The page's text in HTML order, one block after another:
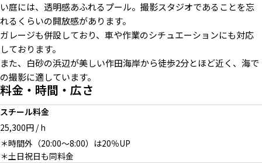
い庭には、透明感あふれるプール。撮影スタジオであることを忘
れるくらいの開放感があります。
ガレージも併設しており、車や作業のシチュエーションにも対応
しております。
また、白砂の浜辺が美しい作田海岸から徒歩2分とほど近く、海で
の撮影に適しています。
料金・時間・広さ
スチール料金
25,300円 / h
＊時間外（20:00〜8:00）は20％UP
＊土日祝日も同料金